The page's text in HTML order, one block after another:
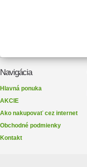
Navigácia
Hlavná ponuka
AKCIE
Ako nakupovať cez internet
Obchodné podmienky
Kontakt